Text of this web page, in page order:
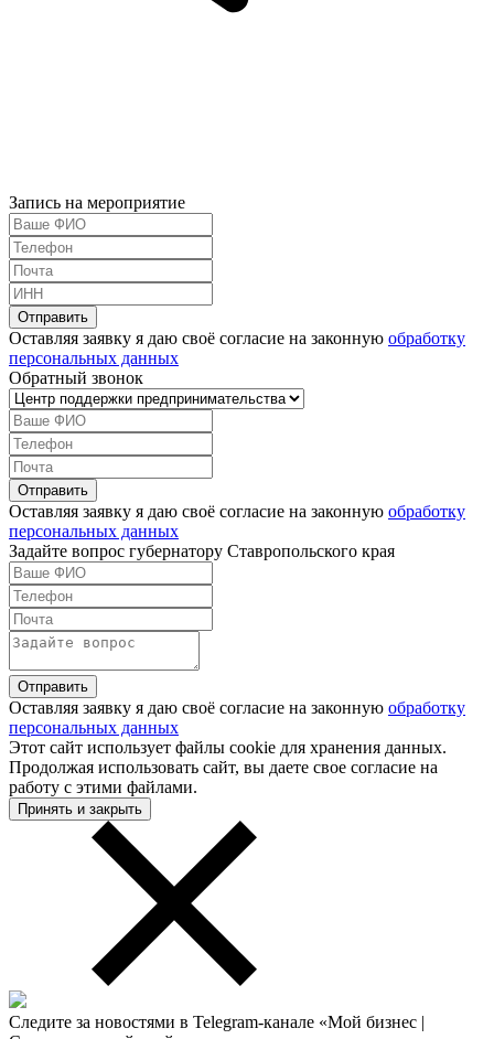
Запись на мероприятие
Оставляя заявку я даю своё согласие на законную обработку
персональных данных
Обратный звонок
Оставляя заявку я даю своё согласие на законную обработку
персональных данных
Задайте вопрос губернатору Ставропольского края
Оставляя заявку я даю своё согласие на законную обработку
персональных данных
Этот сайт использует файлы cookie для хранения данных.
Продолжая использовать сайт, вы даете свое согласие на
работу с этими файлами.
Принять и закрыть
Следите за новостями в Telegram-канале «Мой бизнес |